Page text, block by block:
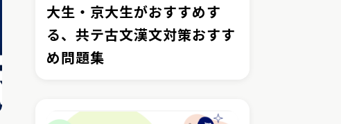
大生・京大生がおすすめす
る、共テ古文漢文対策おすす
め問題集